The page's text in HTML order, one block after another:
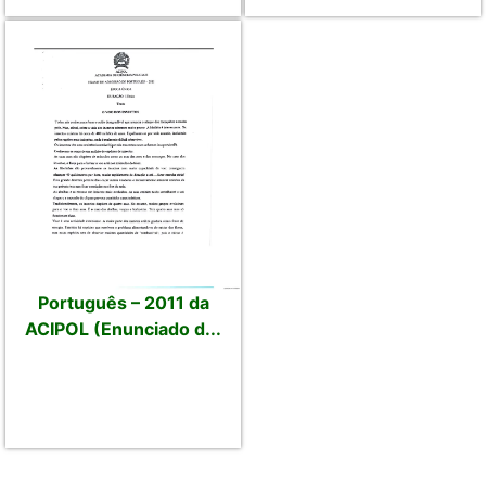
Português – 2011 da
ACIPOL (Enunciado d...